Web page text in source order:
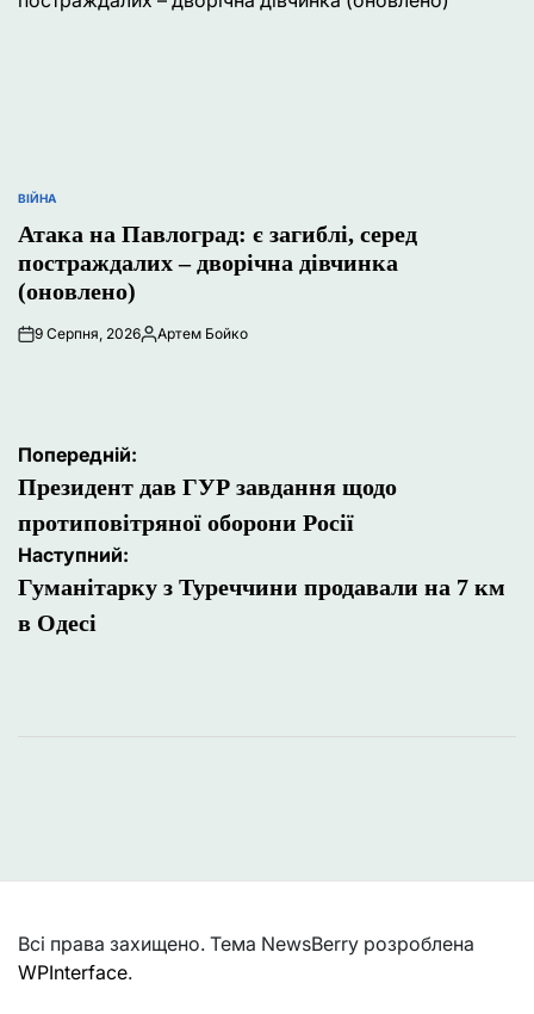
ОПУБЛІКУВАТИ
ВІЙНА
Атака на Павлоград: є загиблі, серед
постраждалих – дворічна дівчинка
(оновлено)
9 Серпня, 2026Опубліковано
Артем Бойко
Навігація
записів
Попередній:
Президент дав ГУР завдання щодо
протиповітряної оборони Росії
Наступний:
Гуманітарку з Туреччини продавали на 7 км
в Одесі
Всі права захищено. Тема NewsBerry розроблена
WPInterface.